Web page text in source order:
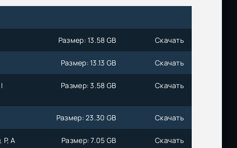
Размер: 13.58 GB Скачать
Размер: 13.13 GB Скачать
Размер: 3.58 GB Скачать
Размер: 23.30 GB Скачать
A Размер: 7.05 GB Скачать